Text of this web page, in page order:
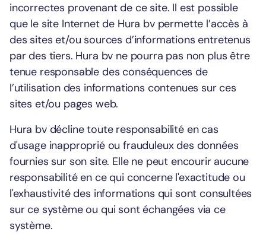
incorrectes provenant de ce site. Il est possible
que le site Internet de Hura bv permette l’accès à
des sites et/ou sources d’informations entretenus
par des tiers. Hura bv ne pourra pas non plus être
tenue responsable des conséquences de
l’utilisation des informations contenues sur ces
sites et/ou pages web.
Hura bv décline toute responsabilité en cas
d'usage inapproprié ou frauduleux des données
fournies sur son site. Elle ne peut encourir aucune
responsabilité en ce qui concerne l'exactitude ou
l'exhaustivité des informations qui sont consultées
sur ce système ou qui sont échangées via ce
système.